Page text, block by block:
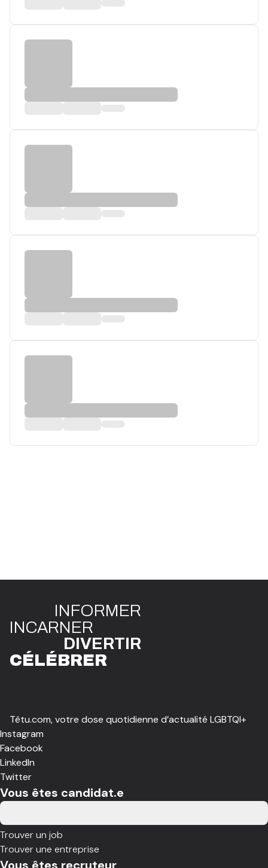
INFORMER
INCARNER
DIVERTIR
CÉLÉBRER
Têtu.com, votre dose quotidienne d’actualité LGBTQI+
Instagram
Facebook
LinkedIn
Twitter
Vous êtes candidat.e
Trouver un job
Trouver une entreprise